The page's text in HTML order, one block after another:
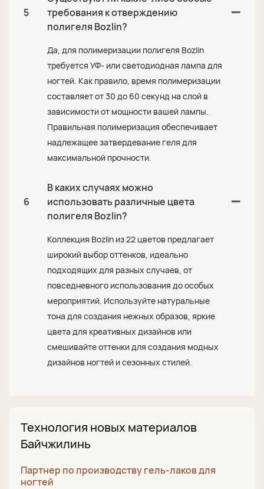
5
требования к отверждению
полигеля Bozlin?
Да, для полимеризации полигеля Bozlin
требуется УФ- или светодиодная лампа для
ногтей. Как правило, время полимеризации
составляет от 30 до 60 секунд на слой в
зависимости от мощности вашей лампы.
Правильная полимеризация обеспечивает
надлежащее затвердевание геля для
максимальной прочности.
6
В каких случаях можно
использовать различные цвета
полигеля Bozlin?
Коллекция Bozlin из 22 цветов предлагает
широкий выбор оттенков, идеально
подходящих для разных случаев, от
повседневного использования до особых
мероприятий. Используйте натуральные
тона для создания нежных образов, яркие
цвета для креативных дизайнов или
смешивайте оттенки для создания модных
дизайнов ногтей и сезонных стилей.
Технология новых материалов
Байчжилинь
Партнер по производству гель-лаков для
ногтей